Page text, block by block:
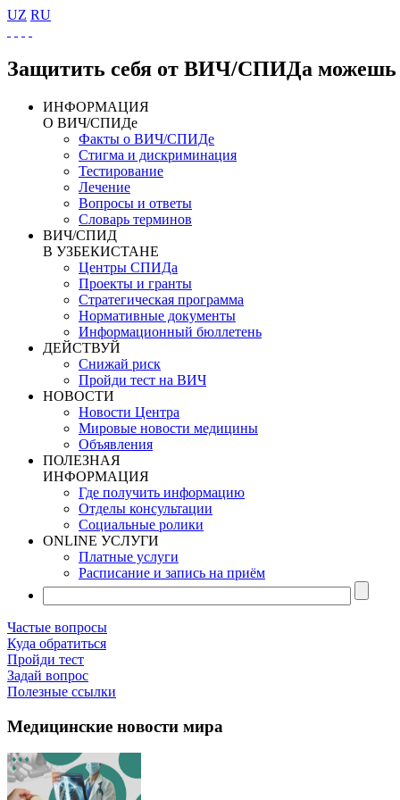
UZ RU
Защитить себя от ВИЧ/СПИДа можешь
ИНФОРМАЦИЯ
О ВИЧ/СПИДе
Факты о ВИЧ/СПИДе
Стигма и дискриминация
Тестирование
Лечение
Вопросы и ответы
Словарь терминов
ВИЧ/СПИД
В УЗБЕКИСТАНЕ
Центры СПИДа
Проекты и гранты
Стратегическая программа
Нормативные документы
Информационный бюллетень
ДЕЙСТВУЙ
Снижай риск
Пройди тест на ВИЧ
НОВОСТИ
Новости Центра
Мировые новости медицины
Объявления
ПОЛЕЗНАЯ
ИНФОРМАЦИЯ
Где получить информацию
Отделы консультации
Социальные ролики
ONLINE УСЛУГИ
Платные услуги
Расписание и запись на приём
Частые вопросы
Куда обратиться
Пройди тест
Задай вопрос
Полезные ссылки
Медицинские новости мира